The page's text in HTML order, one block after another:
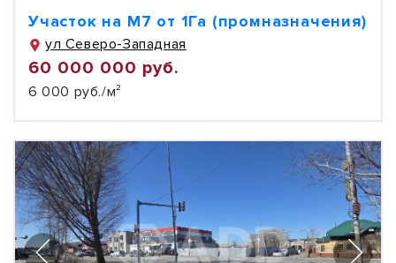
Участок на М7 от 1Га (промназначения)
ул Северо-Западная
60 000 000 руб.
6 000 руб./м²